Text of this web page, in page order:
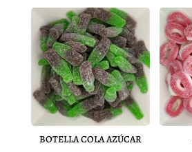
BOTELLA COLA AZÚCAR